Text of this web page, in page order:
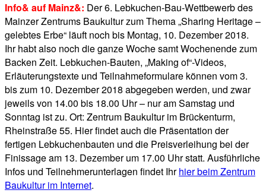
Info& auf Mainz&: Der 6. Lebkuchen-Bau-Wettbewerb des
Mainzer Zentrums Baukultur zum Thema „Sharing Heritage –
gelebtes Erbe“ läuft noch bis Montag, 10. Dezember 2018.
Ihr habt also noch die ganze Woche samt Wochenende zum
Backen Zeit. Lebkuchen-Bauten, „Making of“-Videos,
Erläuterungstexte und Teilnahmeformulare können vom 3.
bis zum 10. Dezember 2018 abgegeben werden, und zwar
jeweils von 14.00 bis 18.00 Uhr – nur am Samstag und
Sonntag ist zu. Ort: Zentrum Baukultur im Brückenturm,
Rheinstraße 55. Hier findet auch die Präsentation der
fertigen Lebkuchenbauten und die Preisverleihung bei der
Finissage am 13. Dezember um 17.00 Uhr statt. Ausführliche
Infos und Teilnehmerunterlagen findet Ihrhier beim Zentrum
Baukultur im Internet.